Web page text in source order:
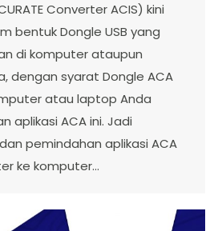
Converter ACIS) kini
bentuk Dongle USB yang
di komputer ataupun
dengan syarat Dongle ACA
atau laptop Anda
aplikasi ACA ini. Jadi
pemindahan aplikasi ACA
ke komputer…